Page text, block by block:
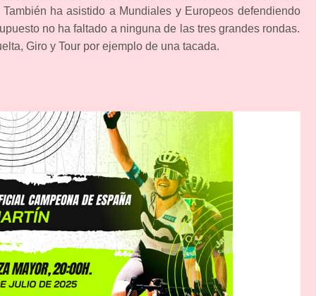
ha asistido a Mundiales y Europeos defendiendo
no ha faltado a ninguna de las tres grandes rondas.
Giro y Tour por ejemplo de una tacada.